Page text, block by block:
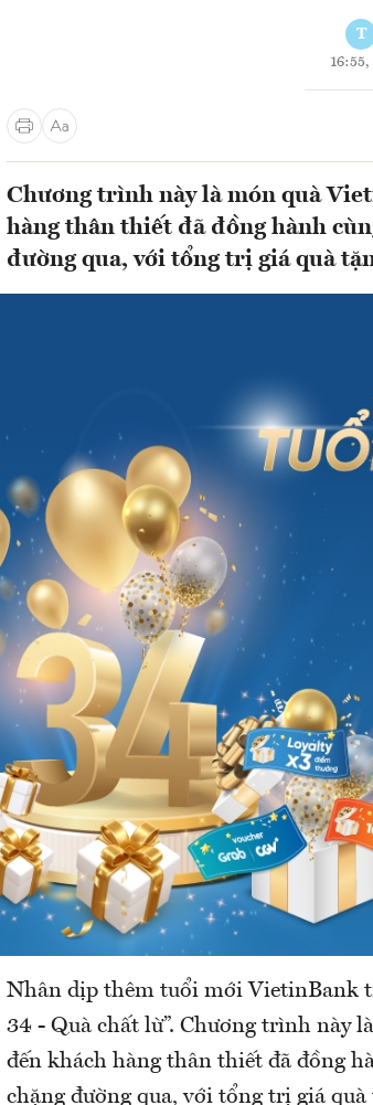
T
Chương trình này là món quà
hàng thân thiết đã đồng hành
đường qua, với tổng trị giá quà
Nhân dịp thêm tuổi mới VietinBank
34 - Quà chất lừ”. Chương trình này
đến khách hàng thân thiết đã đồng
chặng đường qua, với tổng trị giá quà